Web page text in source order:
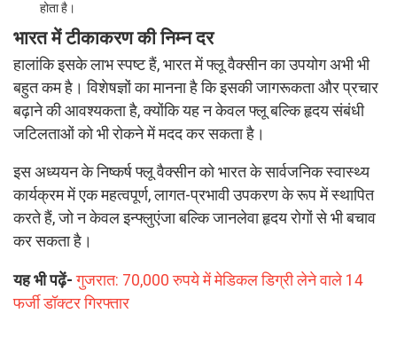
होता है।
भारत में टीकाकरण की निम्न दर
हालांकि इसके लाभ स्पष्ट हैं, भारत में फ्लू वैक्सीन का उपयोग अभी भी
बहुत कम है। विशेषज्ञों का मानना है कि इसकी जागरूकता और प्रचार
बढ़ाने की आवश्यकता है, क्योंकि यह न केवल फ्लू बल्कि हृदय संबंधी
जटिलताओं को भी रोकने में मदद कर सकता है।
इस अध्ययन के निष्कर्ष फ्लू वैक्सीन को भारत के सार्वजनिक स्वास्थ्य
कार्यक्रम में एक महत्वपूर्ण, लागत-प्रभावी उपकरण के रूप में स्थापित
करते हैं, जो न केवल इन्फ्लुएंजा बल्कि जानलेवा हृदय रोगों से भी बचाव
कर सकता है।
यह भी पढ़ें- गुजरात: 70,000 रुपये में मेडिकल डिग्री लेने वाले 14
फर्जी डॉक्टर गिरफ्तार